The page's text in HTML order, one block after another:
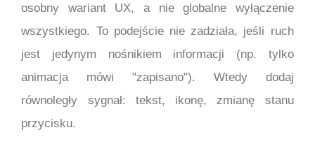
osobny wariant UX, a nie globalne wyłączenie
wszystkiego. To podejście nie zadziała, jeśli ruch
jest jedynym nośnikiem informacji (np. tylko
animacja mówi "zapisano"). Wtedy dodaj
równoległy sygnał: tekst, ikonę, zmianę stanu
przycisku.